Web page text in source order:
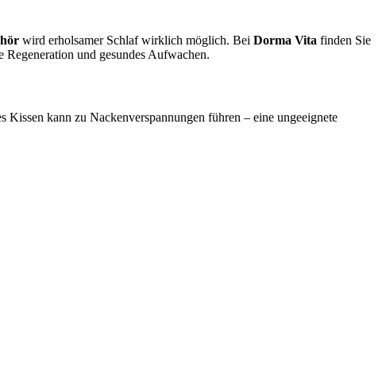
wird erholsamer Schlaf wirklich möglich. Bei Dorma Vita finden Sie
und gesundes Aufwachen.
Kissen kann zu Nackenverspannungen führen – eine ungeeignete